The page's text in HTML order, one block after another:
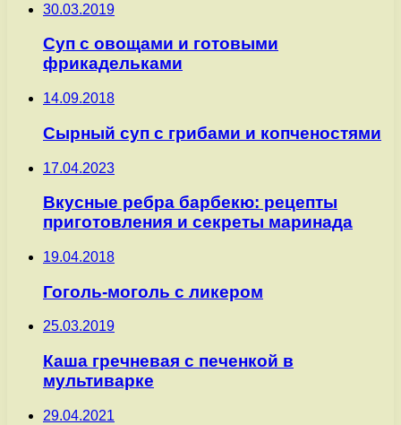
30.03.2019
Суп с овощами и готовыми
фрикадельками
14.09.2018
Сырный суп с грибами и копченостями
17.04.2023
Вкусные ребра барбекю: рецепты
приготовления и секреты маринада
19.04.2018
Гоголь-моголь с ликером
25.03.2019
Каша гречневая с печенкой в
мультиварке
29.04.2021